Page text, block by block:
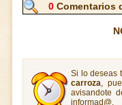
0 Comentarios
Si lo deseas
carroza,
avisandote
informad@.